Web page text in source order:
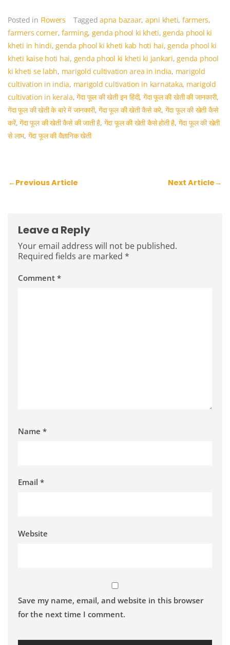
Posted in Flowers Tagged apna bazaar, apni kheti, farmers,
farmers corner, farming, genda phool ki kheti,genda phool ki
kheti in hindi, genda phool ki kheti kab hoti hai,genda phool ki
kheti kaise hoti hai, genda phool ki kheti ki jankari,genda phool
ki kheti se labh, marigold cultivation area in india, marigold
cultivation in india, marigold cultivation in karnataka, marigold
cultivation in kerala,गेंदा फूल की खेती इन हिंदी, गेंदा फूल की खेती की जानकारी,
गेंदा फूल की खेती के बारे में जानकारी, गेंदा फूल की खेती कैसे करे, गेंदा फूल की खेती कैसे
करें, गेंदा फूल की खेती कैसे की जाती है, गेंदा फूल की खेती कैसे होती है, गेंदा फूल की खेती
से लाभ, गेंदा फूल की वैज्ञानिक खेती
Post
←Previous Article Next Article→
Leave a Reply
Your email address will not be published.
Required fields are marked *
Comment *
Name *
Email *
Website
Save my name, email, and website in this browser
for the next time I comment.